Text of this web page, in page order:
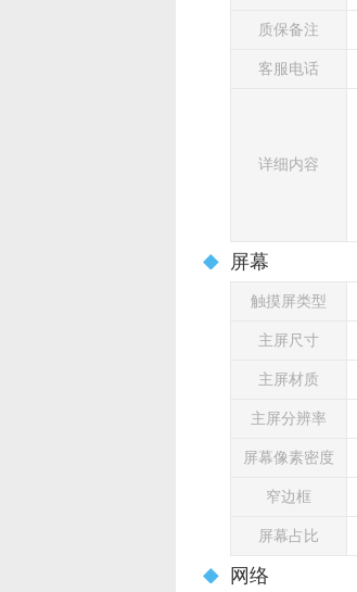
质保备注
客服电话
详细内容
屏幕
触摸屏类型
主屏尺寸
主屏材质
主屏分辨率
屏幕像素密度
窄边框
屏幕占比
网络